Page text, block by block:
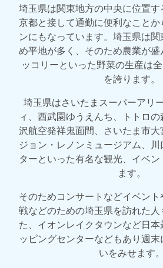
埼玉県は関東地方の中央に位置
京都と接して通勤に便利なこと
ンにもなっています。埼玉県は
め平地が多く、そのため農業が
ッコリーといった野菜の生産は
を誇ります。
埼玉県はさいたまスーパーアリ
ィ、西武園ゆうえんち、トトロ
沢航空発祥鬼面間、さいたま市大
ジョン・レノンミュージアム、
ターといった有名な観光、イベ
ます。
そのためコンサートなどイベン
戦などのための埼玉県を訪れた人
た、イオンレイクタウンなど日
ッピングセンターなどもあり週
いをみせます。